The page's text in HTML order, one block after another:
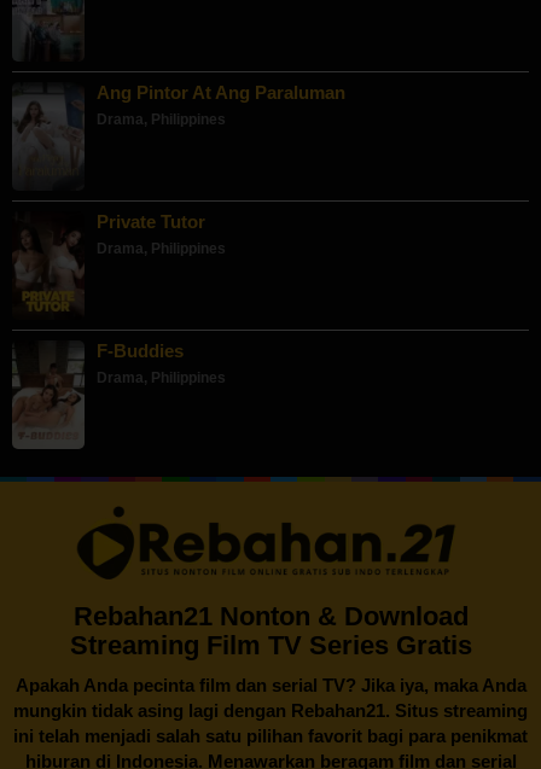
Ang Pintor At Ang Paraluman
Drama, Philippines
Private Tutor
Drama, Philippines
F-Buddies
Drama, Philippines
Rebahan21 Nonton & Download
Streaming Film TV Series Gratis
Apakah Anda pecinta film dan serial TV? Jika iya, maka Anda
mungkin tidak asing lagi dengan Rebahan21. Situs streaming
ini telah menjadi salah satu pilihan favorit bagi para penikmat
hiburan di Indonesia. Menawarkan beragam film dan serial